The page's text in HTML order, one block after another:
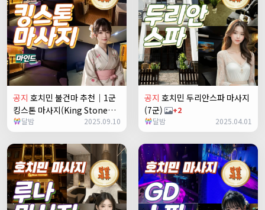
공지 호치민 불건마 추천｜1군
킹스톤 마사지(King Stone
massage)
달밤 2025.09.10
공지 호치민 두리안스파 마사지
(7군)
+2
달밤
2025.04.01